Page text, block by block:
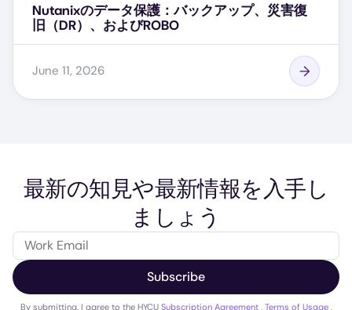
Nutanixのデータ保護：バックアップ、災害復
旧（DR）、およびROBO
June 11, 2026
最新の知見や最新情報を入手し
ましょう
Subscribe
By submitting, I agree to the HYCU Subscription Agreement Terms of Usage